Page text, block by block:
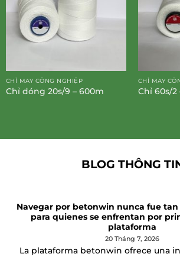
CHỈ MAY CÔNG NGHIỆP
Chỉ dóng 20s/9 – 600m
CHỈ MAY
Chỉ 60s/2
BLOG THÔNG
Navegar por betonwin nunca fue tan
para quienes se enfrentan por
plataforma
20 Tháng 7, 2026
La plataforma betonwin ofrece una